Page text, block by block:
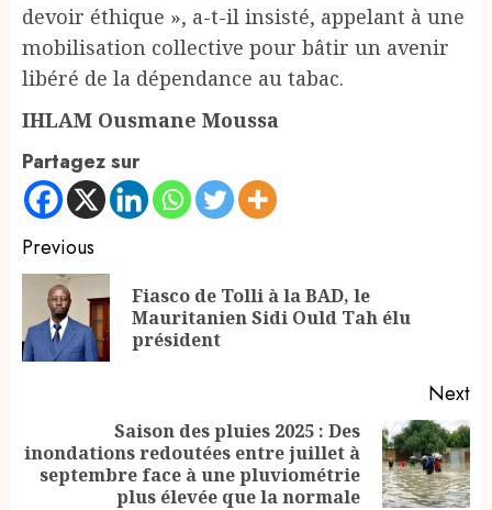
devoir éthique », a-t-il insisté, appelant à une
mobilisation collective pour bâtir un avenir
libéré de la dépendance au tabac.
IHLAM Ousmane Moussa
Partagez sur
Continue
Reading
Previous
Fiasco de Tolli à la BAD, le
Mauritanien Sidi Ould Tah élu
président
Next
Next
post:
Saison des pluies 2025 : Des
inondations redoutées entre juillet à
septembre face à une pluviométrie
plus élevée que la normale